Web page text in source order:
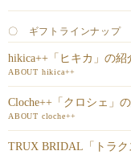
〇 ギフトラインナップ
hikica++「ヒキカ」の紹
ABOUT hikica++
Cloche++「クロシェ」
ABOUT cloche++
TRUX BRIDAL「トラク